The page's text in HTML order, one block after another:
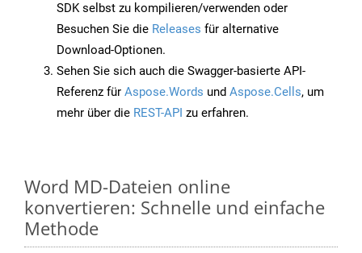
SDK selbst zu kompilieren/verwenden oder
Besuchen Sie die Releases für alternative
Download-Optionen.
Sehen Sie sich auch die Swagger-basierte API-
Referenz für Aspose.Words und Aspose.Cells, um
mehr über die REST-API zu erfahren.
Word MD-Dateien online
konvertieren: Schnelle und einfache
Methode